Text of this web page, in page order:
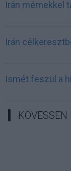
Irán mémekkel
Irán
Ismét feszül a
KÖVESSEN